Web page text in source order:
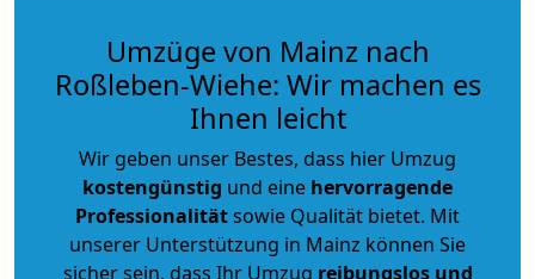
Umzüge von Mainz nach
Roßleben-Wiehe: Wir machen es
Ihnen leicht
Wir geben unser Bestes, dass hier Umzug
kostengünstig und eine hervorragende
Professionalitätsowie Qualität bietet. Mit
unserer Unterstützung in Mainz können Sie
sicher sein, dass Ihr Umzug reibungslos und